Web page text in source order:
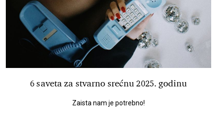
6 saveta za stvarno srećnu 2025. godinu
Zaista nam je potrebno!